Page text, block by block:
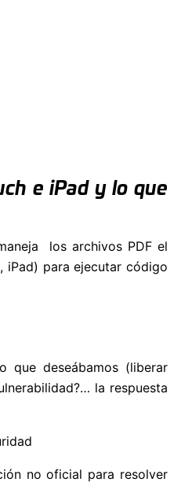
e iPad y lo que
los archivos PDF el
iPad) para ejecutar código
que deseábamos (liberar
la respuesta
no oficial para resolver